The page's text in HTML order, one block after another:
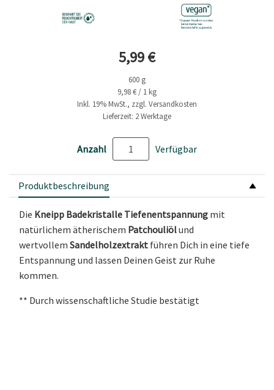
Aktueller Preis
5,99 €
600 g
9,98 € / 1 kg
Inkl. 19% MwSt., zzgl. Versandkosten
Lieferzeit: 2 Werktage
Anzahl Verfügbar
Produktbeschreibung
Die Kneipp Badekristalle Tiefenentspannung mit
natürlichem ätherischem Patchouliölund
wertvollem Sandelholzextrakt führen Dich in eine tiefe
Entspannung und lassen Deinen Geist zur Ruhe
kommen.
** Durch wissenschaftliche Studie bestätigt